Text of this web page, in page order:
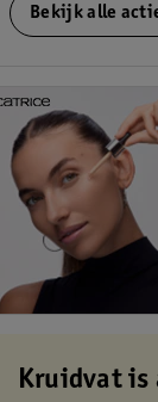
Bekijk alle
Kruidvat